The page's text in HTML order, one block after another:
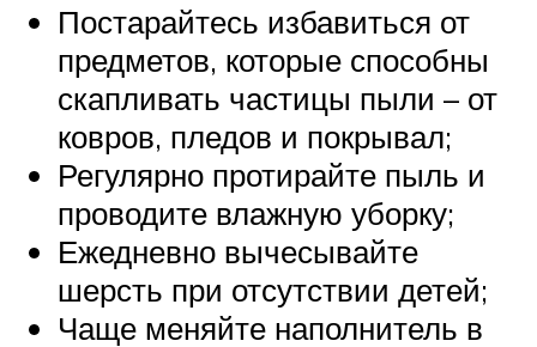
Постарайтесь избавиться от
предметов, которые способны
скапливать частицы пыли – от
ковров, пледов и покрывал;
Регулярно протирайте пыль и
проводите влажную уборку;
Ежедневно вычесывайте
шерсть при отсутствии детей;
Чаще меняйте наполнитель в